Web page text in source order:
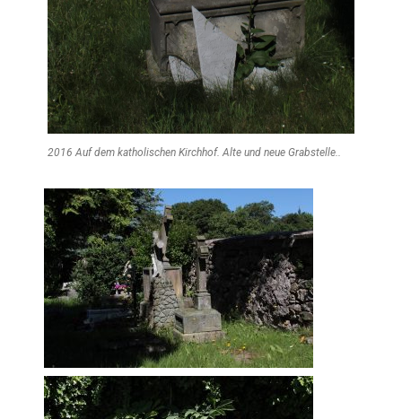
2016 Auf dem katholischen Kirchhof. Alte und neue Grabstelle..